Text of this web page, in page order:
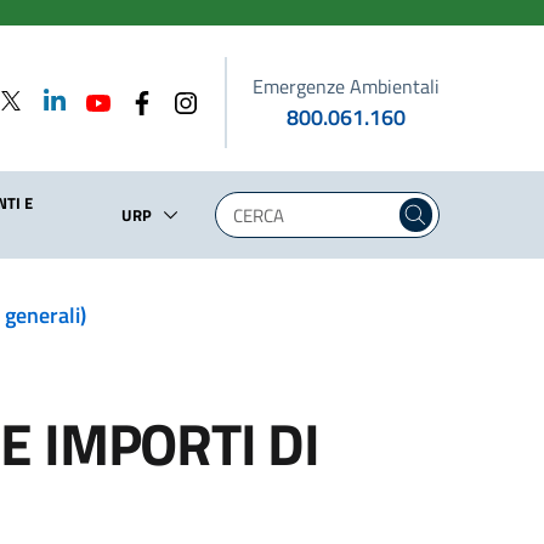
Emergenze Ambientali
800.061.160
E
URP
IMPORTI DI